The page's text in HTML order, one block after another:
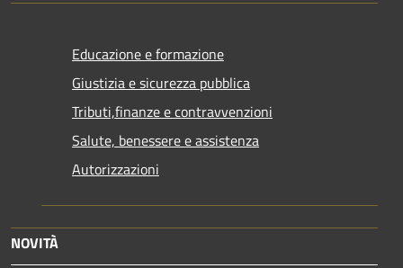
Educazione e formazione
Giustizia e sicurezza pubblica
Tributi,finanze e contravvenzioni
Salute, benessere e assistenza
Autorizzazioni
NOVITÀ